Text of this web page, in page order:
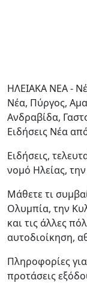
ΗΛΕΙΑΚΑ ΝΕΑ -
Νέα, Πύργος,
Ανδραβίδα,
Ειδήσεις Νέα
Ειδήσεις,
νομό Ηλείας,
Μάθετε τι
Ολυμπία, την
και τις άλλες
αυτοδιοίκηση,
Πληροφορίες
προτάσεις